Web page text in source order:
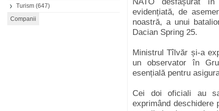
Turism (647)
evidențiată, de
noastră, a unui
Dacian Spring 25.
Ministrul Tîlvăr și-a
un observator în
esențială pentru
Cei doi oficiali au
exprimând deschidere